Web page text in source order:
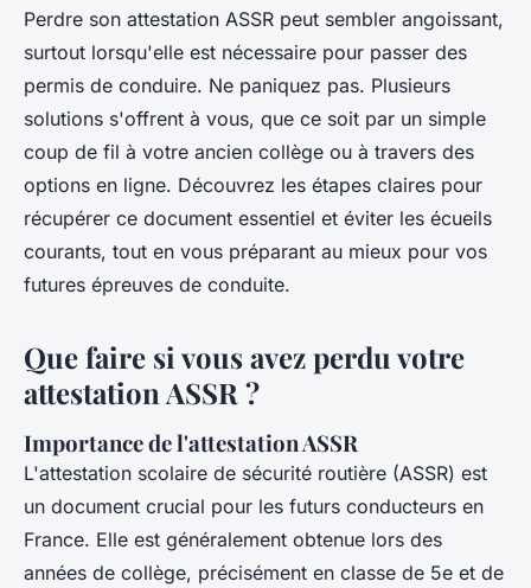
Que faire si vous avez perdu
votre attestation assr ?
Thomas•1 décembre 2024• 11 min de lecture
Perdre son attestation ASSR peut sembler angoissant,
surtout lorsqu'elle est nécessaire pour passer des
permis de conduire. Ne paniquez pas. Plusieurs
solutions s'offrent à vous, que ce soit par un simple
coup de fil à votre ancien collège ou à travers des
options en ligne. Découvrez les étapes claires pour
récupérer ce document essentiel et éviter les écueils
courants, tout en vous préparant au mieux pour vos
futures épreuves de conduite.
Que faire si vous avez perdu votre
attestation ASSR ?
Importance de l'attestation ASSR
L'attestation scolaire de sécurité routière (ASSR) est
un document crucial pour les futurs conducteurs en
France. Elle est généralement obtenue lors des
années de collège, précisément en classe de 5e et de